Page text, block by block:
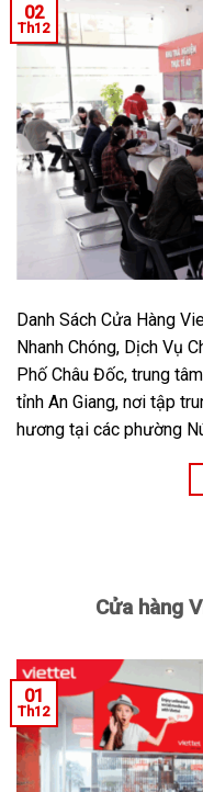
02
Th12
Danh Sách Cửa Hàng
Nhanh Chóng, Dịch Vụ
Phố Châu Đốc, trung
tỉnh An Giang, nơi tập
hương tại các phường
Cửa hàng
01
Th12